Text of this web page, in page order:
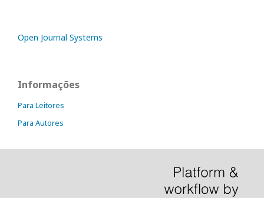
Open Journal Systems
Informações
Para Leitores
Para Autores